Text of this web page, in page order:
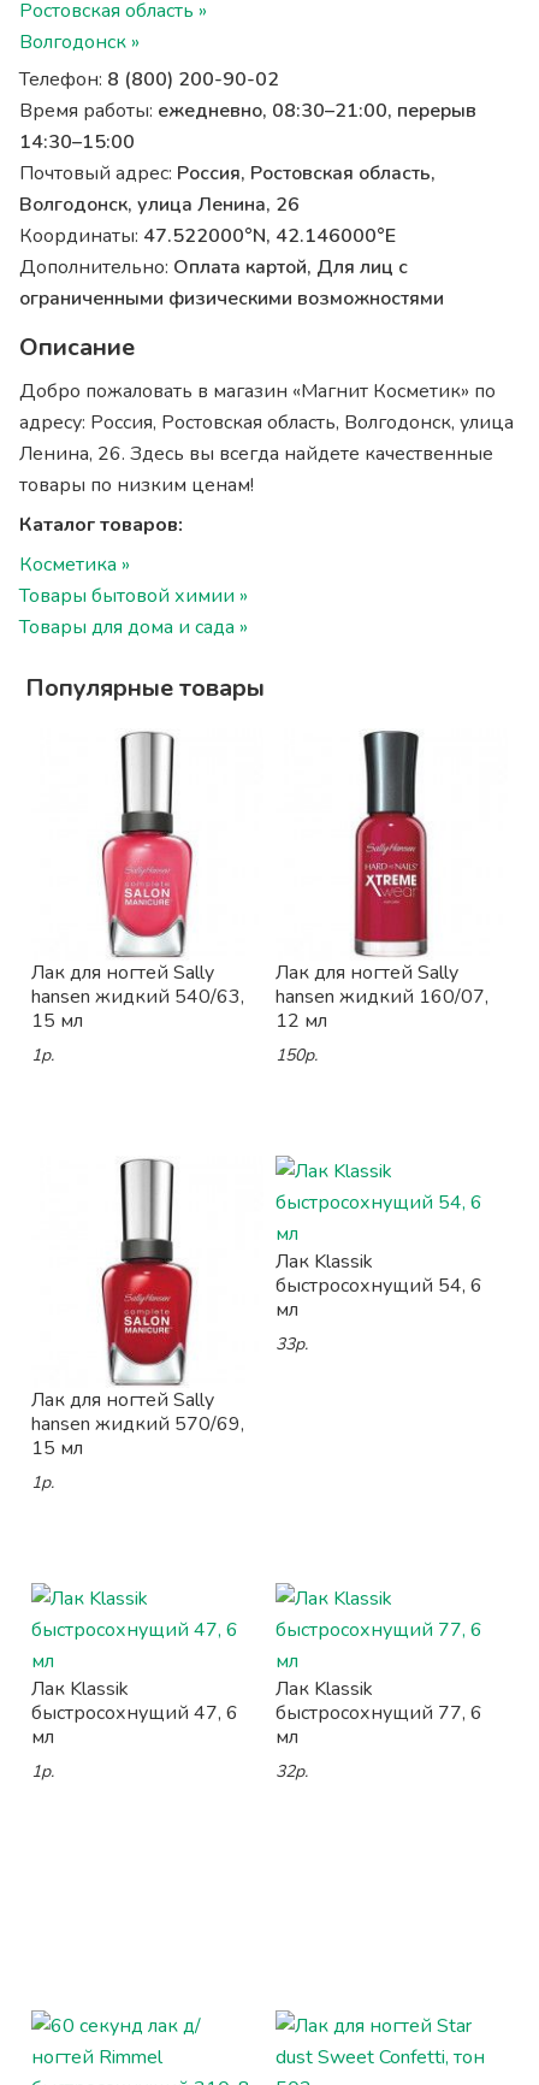
Ростовская область »
Волгодонск »
Телефон: 8 (800) 200-90-02
Время работы: ежедневно, 08:30–21:00, перерыв
14:30–15:00
Почтовый адрес: Россия, Ростовская область,
Волгодонск, улица Ленина, 26
Координаты: 47.522000°N, 42.146000°E
Дополнительно: Оплата картой, Для лиц с
ограниченными физическими возможностями
Описание
Добро пожаловать в магазин «Магнит Косметик» по
адресу: Россия, Ростовская область, Волгодонск, улица
Ленина, 26. Здесь вы всегда найдете качественные
товары по низким ценам!
Каталог товаров:
Косметика »
Товары бытовой химии »
Товары для дома и сада »
Популярные товары
Лак для ногтей Sally
hansen жидкий 540/63,
15 мл
1р.
Лак для ногтей Sally
hansen жидкий 160/07,
12 мл
150р.
Лак для ногтей Sally
hansen жидкий 570/69,
15 мл
1р.
Лак Klassik
быстросохнущий 54, 6
мл
33р.
Лак Klassik
быстросохнущий 47, 6
мл
1р.
Лак Klassik
быстросохнущий 77, 6
мл
32р.